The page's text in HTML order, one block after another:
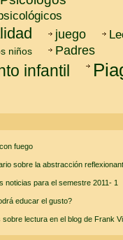
juego
niños Padres
infantil
fuego
sobre la abstracción
noticias para el semestre 2011- 1
educar el gusto?
sobre lectura en el blog de Frank